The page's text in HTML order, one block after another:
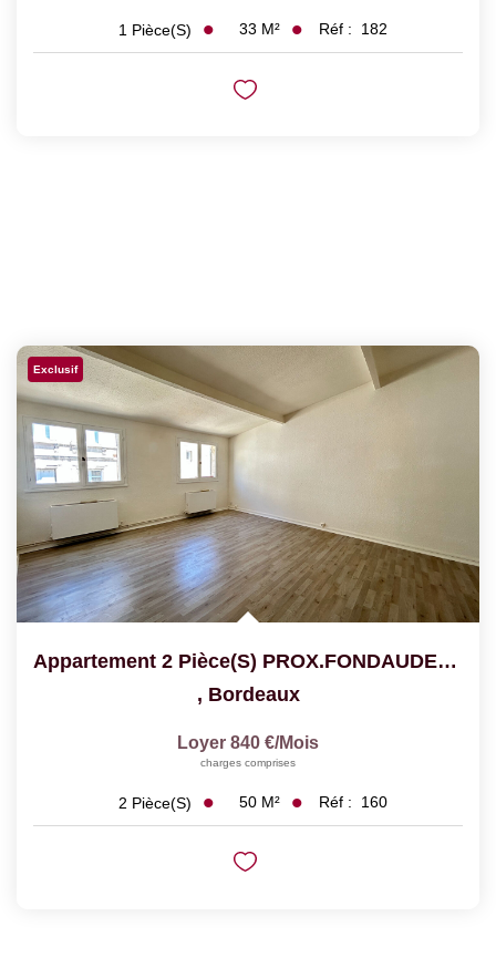
1 Pièce(s) 33 M² Réf : 182
Exclusif
Appartement 2 Pièce(s) PROX.FONDAUDEGE
, Bordeaux
Loyer 840 €/mois
charges comprises
2 Pièce(s) 50 M² Réf : 160